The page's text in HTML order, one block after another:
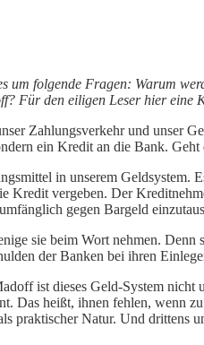
um folgende Fragen: Warum
Für den eiligen Leser hier eine
Zahlungsverkehr und unser
ein Kredit an die Bank.
in unserem
Kredit vergeben. Der
gegen Bargeld
sie beim Wort nehmen.
der Banken bei ihren
ist dieses Geld-System nicht
Das heißt, ihnen fehlen, wenn
praktischer Natur. Und